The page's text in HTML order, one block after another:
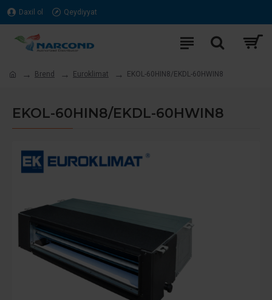
Daxil ol Qeydiyyat
Brend Euroklimat EKOL-60HIN8/EKDL-60HWIN8
EKOL-60HIN8/EKDL-60HWIN8